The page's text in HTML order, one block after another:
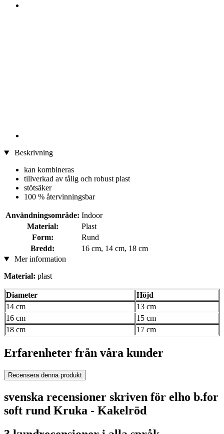
Beskrivning
kan kombineras
tillverkad av tålig och robust plast
stötsäker
100 % återvinningsbar
Användningsområde: Indoor
Material:
Plast
Form:
Rund
Bredd:
16 cm, 14 cm, 18 cm
Mer information
Material: plast
Diameter
Höjd
14 cm
13 cm
16 cm
15 cm
18 cm
17 cm
Erfarenheter från våra kunder
Recensera denna produkt
svenska recensioner skriven för elho b.for
soft rund Kruka - Kakelröd